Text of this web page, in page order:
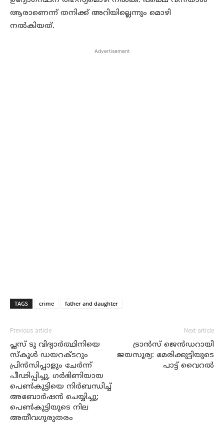
ആരാണെന്ന് തനിക്ക് അറിയില്ലെന്നും മൊഴി
നല്‍കിയത്.
Advertisement
TAGS crime father and daughter
Previous article
പ്ലസ് ടു വിദ്യാര്‍ത്ഥിനിയെ
സ്‌കൂള്‍ ഡയറക്ടറും
പ്രിന്‍സിപ്പാളും ചേര്‍ന്ന്
പീഢിപ്പിച്ചു, ഗര്‍ഭിണിയായ
പെണ്‍കുട്ടിയെ നിര്‍ബന്ധിച്ച്
അബോര്‍ഷന്‍ ചെയ്യിച്ചു;
പെണ്‍കുട്ടിയുടെ നില
അതീവഗുരുതരം
Next article
ട്രാന്‍സ് ജെന്‍ഡറായി
ജയസൂര്യ: മേരിക്കുട്ടിയുടെ
പാട്ട് വൈറല്‍